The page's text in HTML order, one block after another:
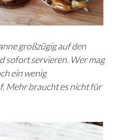
großzügig auf den
sofort servieren. Wer mag
ein wenig
Mehr braucht es nicht für